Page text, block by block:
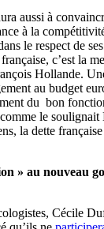
aussi à
à la
le respect de
c’est la
Hollande.
au budget
du bon
le
la dette
» au nouveau
Cécile